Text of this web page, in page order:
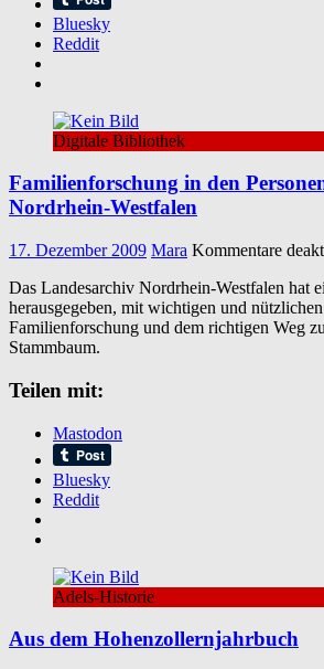
Bluesky
Reddit
Digitale Bibliothek
Familienforschung in den
Nordrhein-Westfalen
17. Dezember 2009 Mara Kommentare
Das Landesarchiv Nordrhein-Westfalen hat
herausgegeben, mit wichtigen und
Familienforschung und dem richtigen Weg
Stammbaum.
Teilen mit:
Mastodon
Bluesky
Reddit
Adels-Historie
Aus dem Hohenzollernjahrbuch